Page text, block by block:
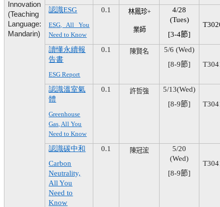
Innovation
(Teaching
Language:
Mandarin)
認識ESG
ESG, All You
Need to Know
0.1 林鳳珍+
業師
4/28
(Tues)
[3-4節]
讀懂永續報
告書
ESG Report
0.1 陳賢名
5/6 (Wed)
[8-9節]
認識溫室氣
體
Greenhouse
Gas, All You
Need to Know
0.1 許哲強
5/13(Wed)
[8-9節]
認識碳中和
Carbon
Neutrality,
All You
Need to
Know
0.1 陳冠浤
5/20
(Wed)
[8-9節]